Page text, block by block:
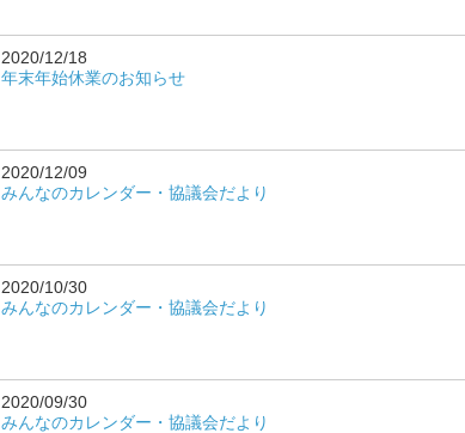
2020/12/18
年末年始休業のお知らせ
2020/12/09
みんなのカレンダー・協議会だより
2020/10/30
みんなのカレンダー・協議会だより
2020/09/30
みんなのカレンダー・協議会だより